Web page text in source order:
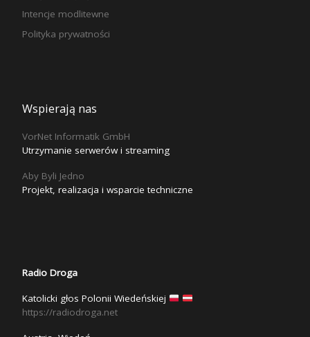
Intencje modlitewne
Polityka prywatności
Wspierają nas
VorNet Informatik GmbH
Utrzymanie serwerów i streaming
Aby Byli Jedno
Projekt, realizacja i wsparcie techniczne
Radio Droga
Katolicki głos Polonii Wiedeńskiej
https://radiodroga.net